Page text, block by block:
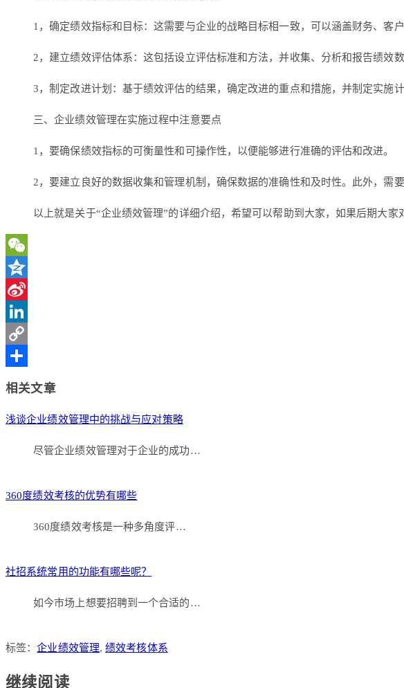
1，确定绩效指标和目标：这需要与企业的战略目标相一致，可以涵盖财务、客
2，建立绩效评估体系：这包括设立评估标准和方法，并收集、分析和报告绩效数
3，制定改进计划：基于绩效评估的结果，确定改进的重点和措施，并制定实施
三、企业绩效管理在实施过程中注意要点
1，要确保绩效指标的可衡量性和可操作性，以便能够进行准确的评估和改进。
2，要建立良好的数据收集和管理机制，确保数据的准确性和及时性。此外，需
以上就是关于“企业绩效管理”的详细介绍，希望可以帮助到大家，如果后期大家
WeChat
Qzone
Sina
Weibo
LinkedIn
Copy
相关文章
浅谈企业绩效管理中的挑战与应对策略
尽管企业绩效管理对于企业的成功…
360度绩效考核的优势有哪些
360度绩效考核是一种多角度评…
社招系统常用的功能有哪些呢？
如今市场上想要招聘到一个合适的…
标签：企业绩效管理,绩效考核体系
继续阅读